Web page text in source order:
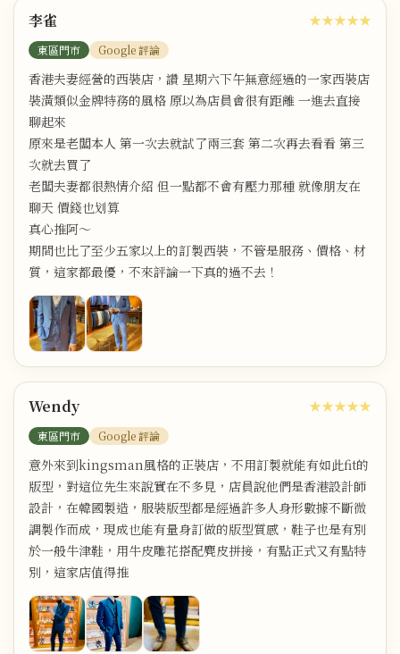
李雀
東區門市 Google 評論
★★★★★
香港夫妻經營的西裝店，讚 星期六下午無意經過的一家西裝店
裝潢類似金牌特務的風格 原以為店員會很有距離 一進去直接
聊起來
原來是老闆本人 第一次去就試了兩三套 第二次再去看看 第三
次就去買了
老闆夫妻都很熱情介紹 但一點都不會有壓力那種 就像朋友在
聊天 價錢也划算
真心推阿～
期間也比了至少五家以上的訂製西裝，不管是服務、價格、材
質，這家都最優，不來評論一下真的過不去！
Wendy
東區門市 Google 評論
★★★★★
意外來到kingsman風格的正裝店，不用訂製就能有如此fit的
版型，對這位先生來說實在不多見，店員說他們是香港設計師
設計，在韓國製造，服裝版型都是經過許多人身形數據不斷微
調製作而成，現成也能有量身訂做的版型質感，鞋子也是有別
於一般牛津鞋，用牛皮雕花搭配麂皮拼接，有點正式又有點特
別，這家店值得推